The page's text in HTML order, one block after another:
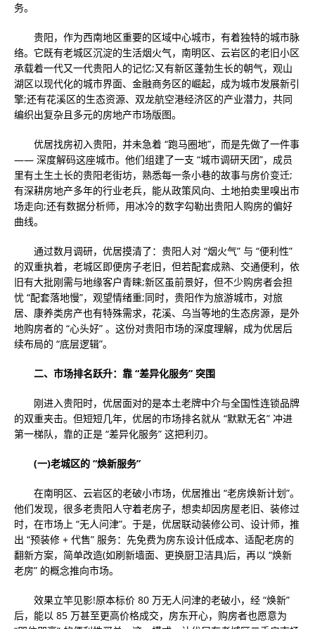
务。
贵阳，作为西南地区重要的区域中心城市，有着独特的城市脉
络。它既有老城区沉淀的生活烟火气，南明区、云岩区的老旧小区
承载着一代又一代贵阳人的记忆;又有新区蓬勃生长的朝气，观山
湖区以现代化的城市界面、金融商务区的崛起，成为城市发展新引
擎;还有花溪区的生态资源、双龙航空港经济区的产业潜力，共同
编织出复杂且多元的房地产市场版图。
优居找房初入贵阳，并未急着 “跑马圈地”，而是先做了一件事
—— 深度解码这座城市。他们组建了一支 “城市调研天团”，成员
里有土生土长的贵阳老街坊，熟悉每一条小巷的故事与房价变迁;
有深耕房地产多年的行业老兵，能从政策风向、土地拍卖里嗅出市
场走向;还有数据分析师，用冰冷的数字勾勒出贵阳人购房的偏好
曲线。
通过数月调研，优居摸清了：贵阳人对 “烟火气” 与 “便利性”
的双重执着，老城区即便房子老旧，但若配套成熟、交通便利，依
旧有大批刚需与地缘客户青睐;新区虽前景好，但不少购房者会担
忧 “配套落地慢”，观望情绪重;同时，贵阳作为旅游城市，对旅
居、康养类房产也有特殊需求，花溪、乌当等地的生态房源，是外
地购房者的 “心头好” 。这份对贵阳市场的深度理解，成为优居后
续布局的 “底层逻辑”。
二、市场排名跃升：靠 “差异化服务” 突围
刚进入贵阳时，优居面对的是本土老牌中介与全国性连锁品牌
的双重夹击。但短短几年，优居的市场排名就从 “默默无名” 冲进
第一梯队，靠的正是 “差异化服务” 这把利刃。
(一)老城区的 “焕新服务”
在南明区、云岩区的老破小市场，优居推出 “老房焕新计划”。
他们发现，很多老贵阳人守着老房子，想卖却因房屋老旧、装修过
时，在市场上 “无人问津”。于是，优居联动装修公司、设计师，推
出 “预装修 + 代售” 服务：先免费为房东设计低成本、适配老房的
翻新方案，简单改造(如刷新墙面、更换厨卫洁具)后，再以 “焕新
老房” 的概念推向市场。
效果立竿见影!原本标价 80 万无人问津的老破小，经 “焕新”
后，能以 85 万甚至更高价格成交，房东开心，购房者也愿意为